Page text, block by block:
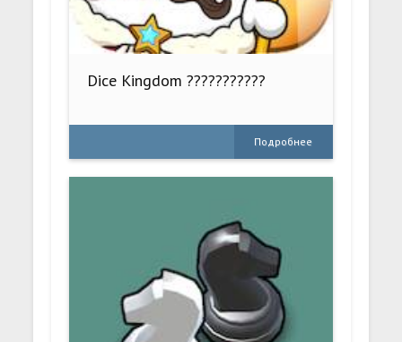
Dice Kingdom ???????????
Подробнее